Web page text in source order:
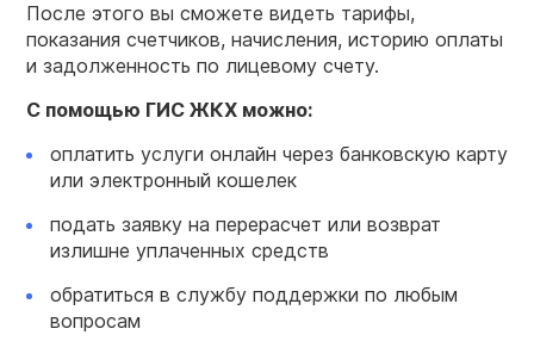
После этого вы сможете видеть тарифы,
показания счетчиков, начисления, историю оплаты
и задолженность по лицевому счету.
С помощью ГИС ЖКХ можно:
оплатить услуги онлайн через банковскую карту
или электронный кошелек
подать заявку на перерасчет или возврат
излишне уплаченных средств
обратиться в службу поддержки по любым
вопросам